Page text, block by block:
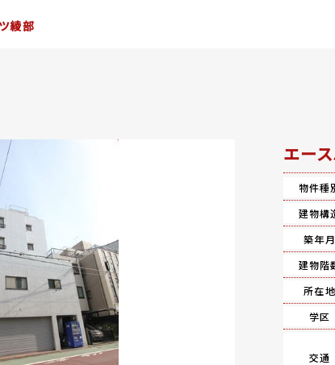
綾部
エー
物件種
建物構
築年月
建物階
所在地
学区
交通